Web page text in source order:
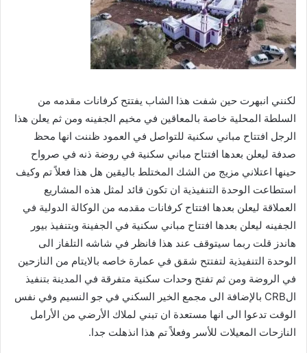
لكنني انبهرت حين شفت هذا الشاب يفتتح كرفانات مقدمه من
السلطة المحلية خاصة بالمعاقين في مخيم الجفينه ومن ثم يعلن هذا
الرجل افتتاح مباني سكنية للتواصل في العمود ظننت انها محظ
صدفة ليعلن بعدها افتتاح مباني سكنية في روضة ذنه في صرواح
حينها اعتلاني مزيج من الشك المختلط باليقين هل هذا فعلاً تم وكيف
استطاعت الوحدة التنفيذية ان تكون قائد لمثل هذه المشاريع
العملاقة ليعلن بعدها افتتاح كرفانات مقدمه من الوكالة الدولية في
الجفينه ليعلن بعدها افتتاح مباني سكنية في الجفينة وبتنفيذ بيور
هاندز قلت ربما سيتوقف عند هذا فانظر في شاشه التلفاز الى
الوحدة التنفيذية لتفتتح شقق في عمارة خاصه بالايتام من النازحين
في الروضة ومن ثم تفتح وحدات سكنية متفرقة في المدينة بتنفيذ
الCRB بالإضافة الى مجمع الخير السكني في جو النسيم وفي نفس
الوقت تدعوا الى انها مستعدة ان تبني لملاك الأرضي من الأرامل
النازحات المعيلات للأسر وفعلاً تم هذا انذهلت جدا.